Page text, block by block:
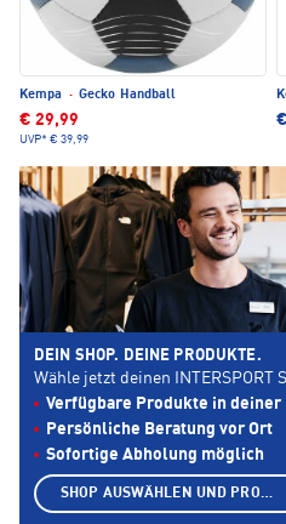
Kempa · Gecko Handball
€ 29,99
UVP* € 39,99
DEIN SHOP. DEINE PRODUKTE.
Wähle jetzt deinen INTERSPORT
Verfügbare Produkte in deiner
Persönliche Beratung vor Ort
Sofortige Abholung möglich
SHOP AUSWÄHLEN UND PRODUKTE ANZEIGEN